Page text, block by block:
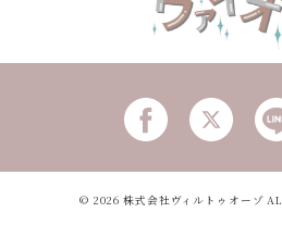
© 2026 株式会社ヴィルトゥオーゾ